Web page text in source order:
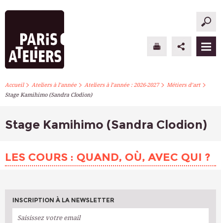
PARIS ATELIERS
ATELIERS À L’ANNÉE
STAGES PONCTUELS
S’INSCRIRE
Accueil> Ateliers à l’année> Ateliers à l’année : 2026-2027> Métiers d’art>
Stage Kamihimo (Sandra Clodion)
Stage Kamihimo (Sandra Clodion)
LES COURS : QUAND, OÙ, AVEC QUI ?
INSCRIPTION À LA NEWSLETTER